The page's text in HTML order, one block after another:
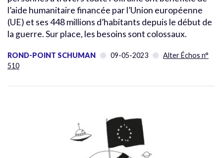
l’aide humanitaire financée par l’Union européenne
(UE) et ses 448 millions d’habitants depuis le début de
la guerre. Sur place, les besoins sont colossaux.
ROND-POINT SCHUMAN 09-05-2023
Alter Échos n°
510